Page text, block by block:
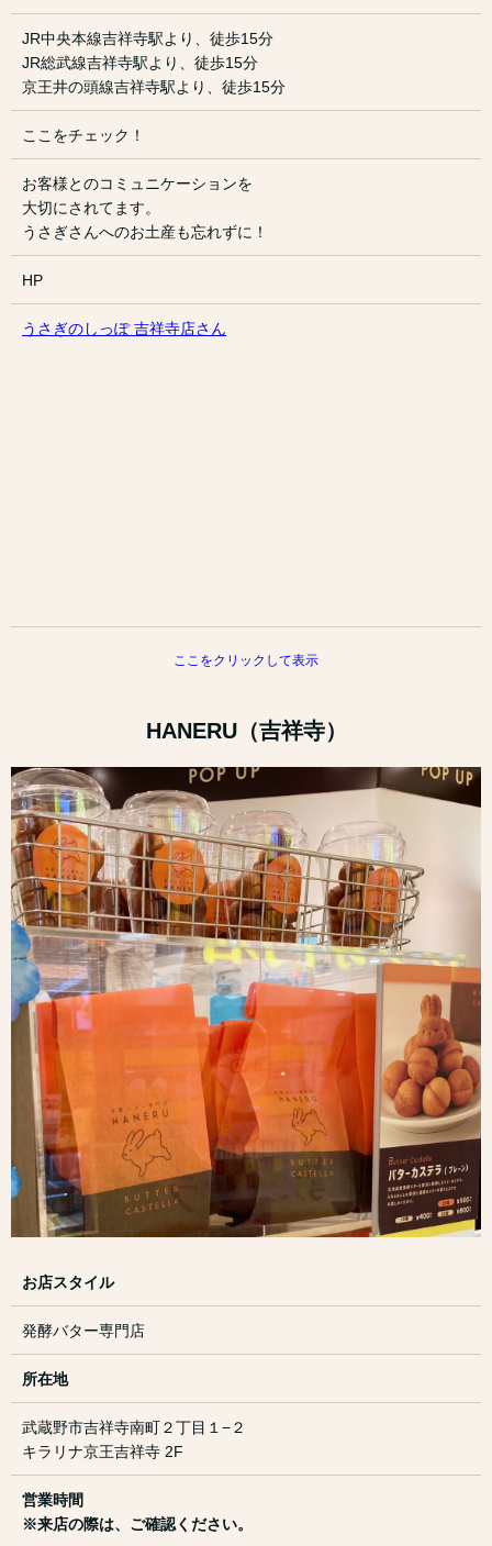
JR中央本線吉祥寺駅より、徒歩15分
JR総武線吉祥寺駅より、徒歩15分
京王井の頭線吉祥寺駅より、徒歩15分
ここをチェック！
お客様とのコミュニケーションを
大切にされてます。
うさぎさんへのお土産も忘れずに！
HP
うさぎのしっぽ 吉祥寺店さん
ここをクリックして表示
HANERU（吉祥寺）
お店スタイル
発酵バター専門店
所在地
武蔵野市吉祥寺南町２丁目１−２
キラリナ京王吉祥寺 2F
営業時間
※来店の際は、ご確認ください。